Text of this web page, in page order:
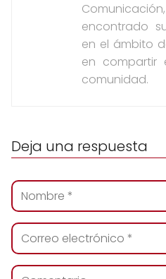
encontrado
en el ámbito
en compartir
comunidad.
Deja una respuesta